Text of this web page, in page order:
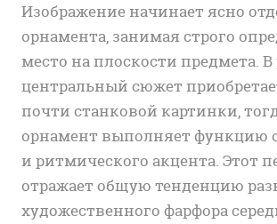
Изображение начинает ясно
орнамента, занимая строго
место на плоскости предмета. В
центральный сюжет
почти станковой картинки,
орнамент выполняет функцию
и ритмического акцента. Этот
отражает общую тенденцию
художественного фарфора